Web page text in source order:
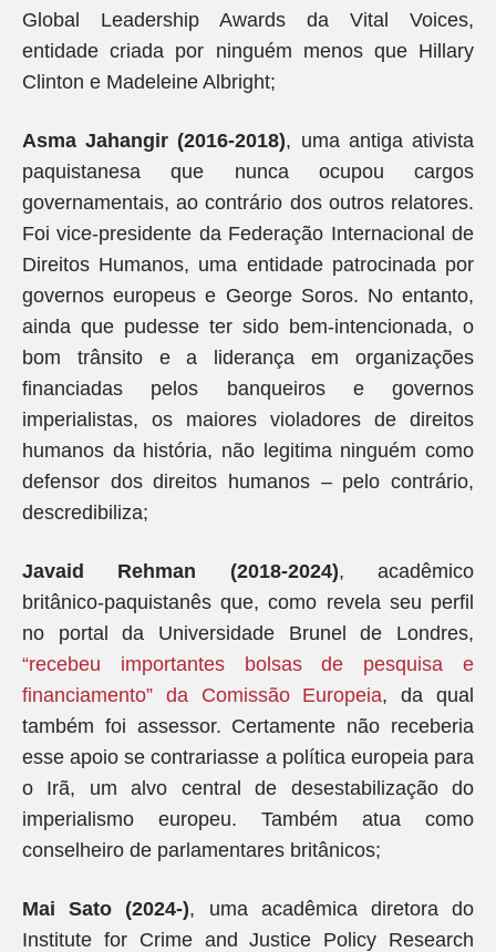
Global Leadership Awards da Vital Voices,
entidade criada por ninguém menos que Hillary
Clinton e Madeleine Albright;
Asma Jahangir (2016-2018), uma antiga ativista
paquistanesa que nunca ocupou cargos
governamentais, ao contrário dos outros relatores.
Foi vice-presidente da Federação Internacional de
Direitos Humanos, uma entidade patrocinada por
governos europeus e George Soros. No entanto,
ainda que pudesse ter sido bem-intencionada, o
bom trânsito e a liderança em organizações
financiadas pelos banqueiros e governos
imperialistas, os maiores violadores de direitos
humanos da história, não legitima ninguém como
defensor dos direitos humanos – pelo contrário,
descredibiliza;
Javaid Rehman (2018-2024), acadêmico
britânico-paquistanês que, como revela seu perfil
no portal da Universidade Brunel de Londres,
“recebeu importantes bolsas de pesquisa e
financiamento” da Comissão Europeia, da qual
também foi assessor. Certamente não receberia
esse apoio se contrariasse a política europeia para
o Irã, um alvo central de desestabilização do
imperialismo europeu. Também atua como
conselheiro de parlamentares britânicos;
Mai Sato (2024-), uma acadêmica diretora do
Institute for Crime and Justice Policy Research